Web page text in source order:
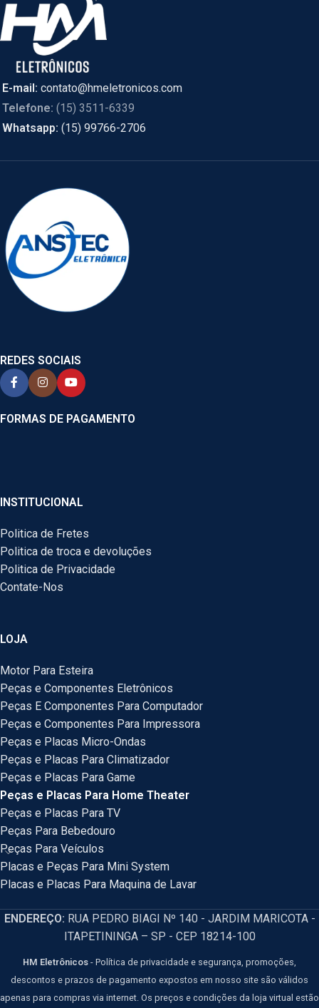
E-mail: contato@hmeletronicos.com
Telefone: (15) 3511-6339
Whatsapp: (15) 99766-2706
REDES SOCIAIS
FORMAS DE PAGAMENTO
INSTITUCIONAL
Politica de Fretes
Politica de troca e devoluções
Politica de Privacidade
Contate-Nos
LOJA
Motor Para Esteira
Peças e Componentes Eletrônicos
Peças E Componentes Para Computador
Peças e Componentes Para Impressora
Peças e Placas Micro-Ondas
Peças e Placas Para Climatizador
Peças e Placas Para Game
Peças e Placas Para Home Theater
Peças e Placas Para TV
Peças Para Bebedouro
Peças Para Veículos
Placas e Peças Para Mini System
Placas e Placas Para Maquina de Lavar
ENDEREÇO: RUA PEDRO BIAGI Nº 140 - JARDIM MARICOTA -
ITAPETININGA – SP - CEP 18214-100
HM Eletrônicos - Política de privacidade e segurança, promoções,
descontos e prazos de pagamento expostos em nosso site são válidos
apenas para compras via internet. Os preços e condições da loja virtual estão